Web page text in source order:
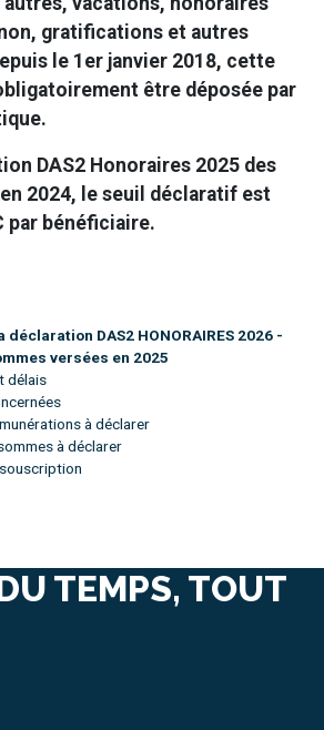
gratifications et autres
le 1er janvier 2018, cette
être déposée par
DAS2 Honoraires 2025 des
2024, le seuil déclaratif est
par bénéficiaire.
DAS2 HONORAIRES 2026 -
versées en 2025
délais
à déclarer
à déclarer
TEMPS, TOUT